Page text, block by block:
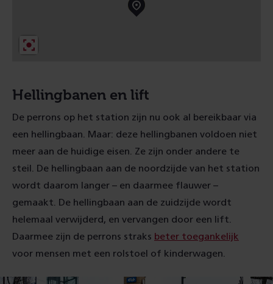
d
Hellingbanen en lift
De perrons op het station zijn nu ook al bereikbaar via
een hellingbaan. Maar: deze hellingbanen voldoen niet
meer aan de huidige eisen. Ze zijn onder andere te
steil. De hellingbaan aan de noordzijde van het station
wordt daarom langer – en daarmee flauwer –
gemaakt. De hellingbaan aan de zuidzijde wordt
helemaal verwijderd, en vervangen door een lift.
Daarmee zijn de perrons straks beter toegankelijk
voor mensen met een rolstoel of kinderwagen.